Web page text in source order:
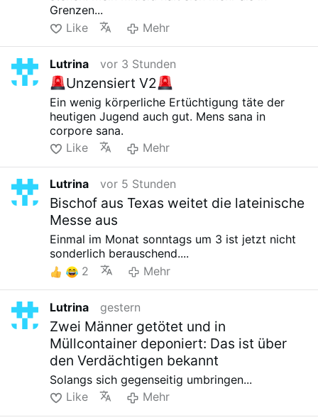
Grenzen...
Like
Mehr
Lutrina vor 3 Stunden
Unzensiert V2
Ein wenig körperliche Ertüchtigung täte der
heutigen Jugend auch gut. Mens sana in
corpore sana.
Like
Mehr
Lutrina vor 5 Stunden
Bischof aus Texas weitet die lateinische
Messe aus
Einmal im Monat sonntags um 3 ist jetzt nicht
sonderlich berauschend....
2
Mehr
Lutrina gestern
Zwei Männer getötet und in
Müllcontainer deponiert: Das ist über
den Verdächtigen bekannt
Solangs sich gegenseitig umbringen...
Like
Mehr